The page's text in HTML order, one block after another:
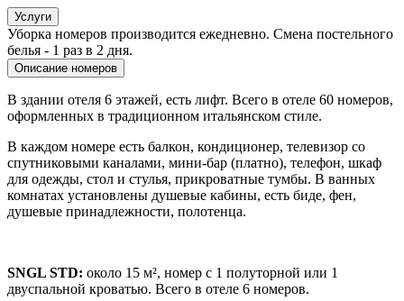
Услуги
Уборка номеров производится ежедневно. Смена постельного
белья - 1 раз в 2 дня.
Описание номеров
В здании отеля 6 этажей, есть лифт. Всего в отеле 60 номеров,
оформленных в традиционном итальянском стиле.
В каждом номере есть балкон, кондиционер, телевизор со
спутниковыми каналами, мини-бар (платно), телефон, шкаф
для одежды, стол и стулья, прикроватные тумбы. В ванных
комнатах установлены душевые кабины, есть биде, фен,
душевые принадлежности, полотенца.
SNGL STD: около 15 м², номер с 1 полуторной или 1
двуспальной кроватью. Всего в отеле 6 номеров.